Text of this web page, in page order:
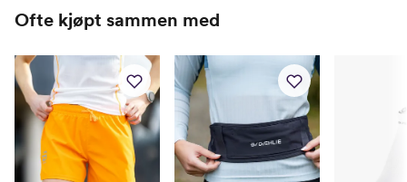
Ofte kjøpt sammen med